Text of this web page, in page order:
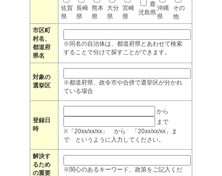
佐賀
県
長崎
県
熊本
県
大分
県
宮崎
県
鹿
児島県
沖縄
県
その
他
市区町
村名、
都道府
県名
※同名の自治体は、都道府県とあわせて検索
することで分けて探すことができます。
対象の
選挙区
※都道府県、政令市や合併で選挙区が分かれ
ている場合
登録日
時
から
まで
※「20xx/xx/xx」 から 「20xx/xx/xx」ま
で というように入力してください。
解決す
るため
の重要
※関心のあるキーワード、政策をご記入くだ